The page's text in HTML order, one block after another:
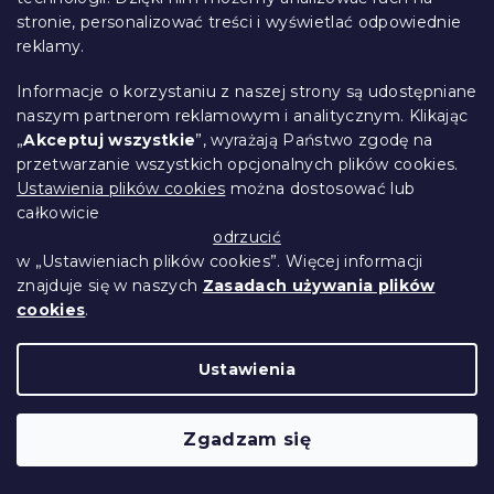
stronie, personalizować treści i wyświetlać odpowiednie
reklamy.
Informacje o korzystaniu z naszej strony są udostępniane
naszym partnerom reklamowym i analitycznym. Klikając
„Akceptuj wszystkie”, wyrażają Państwo zgodę na
przetwarzanie wszystkich opcjonalnych plików cookies.
Ustawienia plików cookies można dostosować lub
całkowicie
odrzucić
w „Ustawieniach plików cookies”. Więcej informacji
znajduje się w naszych Zasadach używania plików
cookies.
Ustawienia
Zgadzam się
Nowość
Pościel z mikrofibry CATS AND
PUMPKINS kolorowa